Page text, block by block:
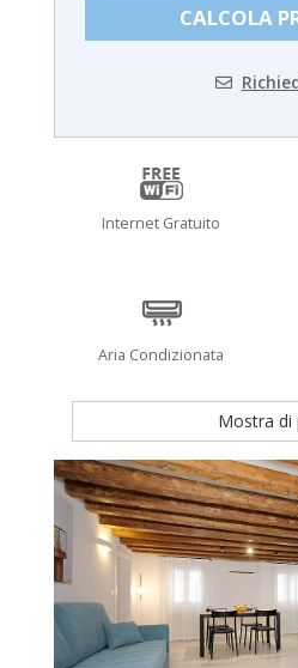
CALCOLA
Internet Gratuito
Aria Condizionata
Mostra di